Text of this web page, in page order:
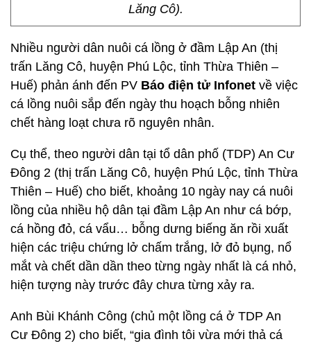
Lăng Cô).
Nhiều người dân nuôi cá lồng ở đầm Lập An (thị
trấn Lăng Cô, huyện Phú Lộc, tỉnh Thừa Thiên –
Huế) phản ánh đến PV Báo điện tử Infonet về việc
cá lồng nuôi sắp đến ngày thu hoạch bỗng nhiên
chết hàng loạt chưa rõ nguyên nhân.
Cụ thể, theo người dân tại tổ dân phố (TDP) An Cư
Đông 2 (thị trấn Lăng Cô, huyện Phú Lộc, tỉnh Thừa
Thiên – Huế) cho biết, khoảng 10 ngày nay cá nuôi
lồng của nhiều hộ dân tại đầm Lập An như cá bớp,
cá hồng đỏ, cá vẩu… bỗng dưng biếng ăn rồi xuất
hiện các triệu chứng lở chấm trắng, lở đỏ bụng, nổ
mắt và chết dần dần theo từng ngày nhất là cá nhỏ,
hiện tượng này trước đây chưa từng xảy ra.
Anh Bùi Khánh Công (chủ một lồng cá ở TDP An
Cư Đông 2) cho biết, “gia đình tôi vừa mới thả cá